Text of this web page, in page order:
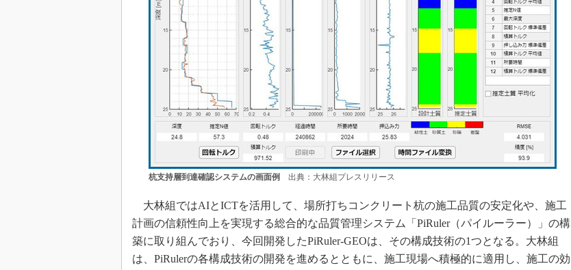
杭支持層到達確認システムの画面例 出典：大林組プレスリリース
大林組ではAIとICTを活用して、場所打ちコンクリート杭の施工品質の安定化や、施工
計画の信頼性向上を実現する総合的な品質管理システム「PiRuler（パイルーラー）」の構
築に取り組んでおり、今回開発したPiRuler-GEOは、その構成技術の1つとなる。大林組
は、PiRulerの各構成技術の開発を進めるとともに、施工現場へ積極的に適用し、施工の効